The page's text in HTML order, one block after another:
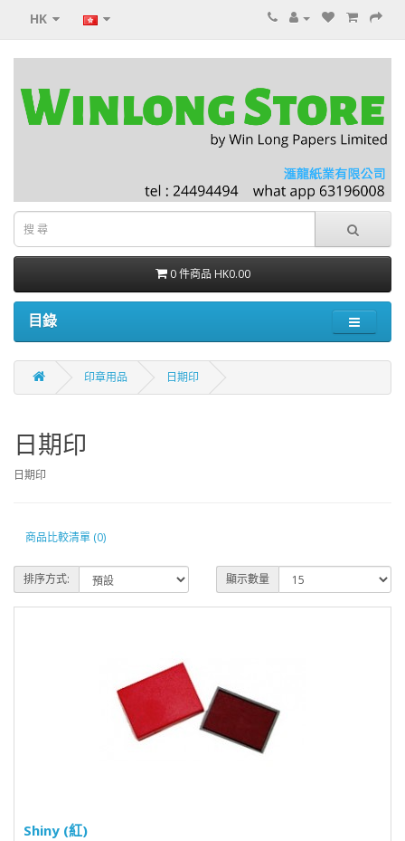
HK
0 件商品 HK0.00
目錄
印章用品 日期印
日期印
日期印
商品比較清單 (0)
排序方式: 顯示數量
Shiny (紅)